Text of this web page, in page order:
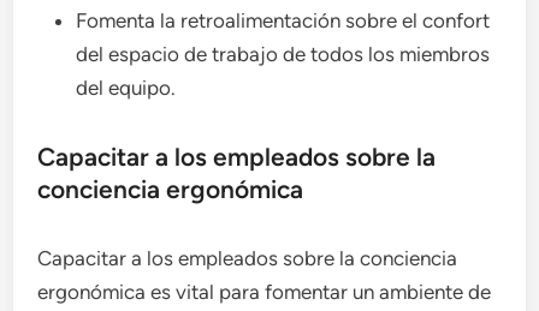
Fomenta la retroalimentación sobre el confort
del espacio de trabajo de todos los miembros
del equipo.
Capacitar a los empleados sobre la
conciencia ergonómica
Capacitar a los empleados sobre la conciencia
ergonómica es vital para fomentar un ambiente de